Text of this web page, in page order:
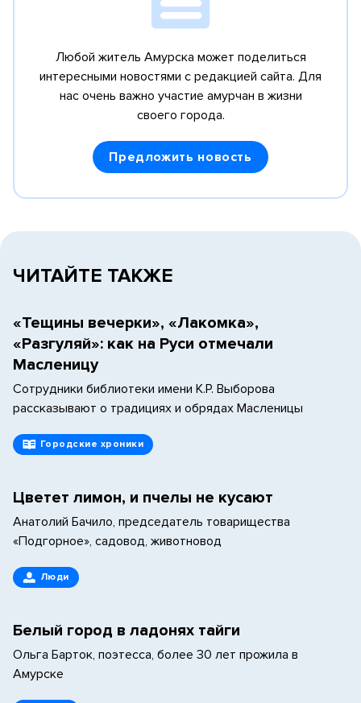
Любой житель Амурска может поделиться
интересными новостями с редакцией сайта. Для
нас очень важно участие амурчан в жизни
своего города.
Предложить новость
ЧИТАЙТЕ ТАКЖЕ
«Тещины вечерки», «Лакомка»,
«Разгуляй»: как на Руси отмечали
Масленицу
Сотрудники библиотеки имени К.Р. Выборова
рассказывают о традициях и обрядах Масленицы
Городские хроники
Цветет лимон, и пчелы не кусают
Анатолий Бачило, председатель товарищества
«Подгорное», садовод, животновод
Люди
Белый город в ладонях тайги
Ольга Барток, поэтесса, более 30 лет прожила в
Амурске